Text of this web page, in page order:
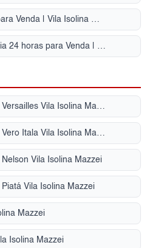
Apartamento no térreo para Venda | Vila Isolina Mazzei
Apartamento com portaria 24 horas para Venda | Vila Isolina Mazzei
Condomínio Residencial Versailles Vila Isolina Mazzei
Condomínio Residencial Vero Itala Vila Isolina Mazzei
Vila Isolina Mazzei
Vila Isolina Mazzei
Mazzei
Isolina Mazzei